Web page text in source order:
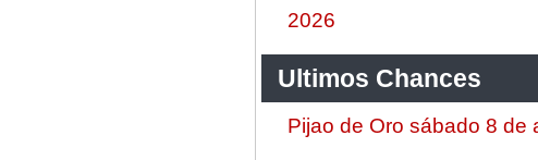
2026
Ultimos Chances
Pijao de Oro sábado 8 de